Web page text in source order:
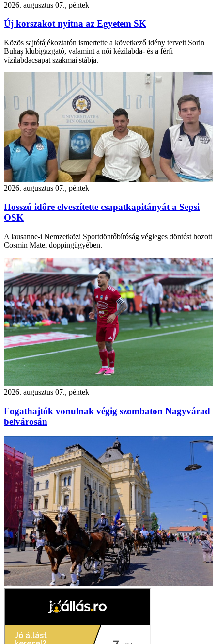
2026. augusztus 07., péntek
Új korszakot nyitna az Egyetem SK
Közös sajtótájékoztatón ismertette a következő idény terveit Sorin
Buhaș klubigazgató, valamint a női kézilabda- és a férfi
vízilabdacsapat szakmai stábja.
2026. augusztus 07., péntek
Hosszú időre elveszítette csapatkapitányát a Sepsi
OSK
A lausanne-i Nemzetközi Sportdöntőbíróság végleges döntést hozott
Cosmin Matei doppingügyében.
2026. augusztus 07., péntek
Fogathajtók vonulnak végig szombaton Nagyvárad
belvárosán